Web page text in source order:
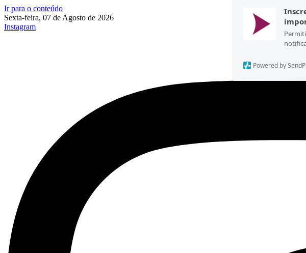
Powered by
Ir para o conteúdo
Sexta-feira, 07 de Agosto de 2026
Instagram